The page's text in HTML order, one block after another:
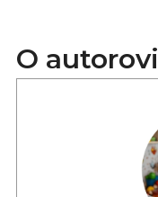
O autorovi